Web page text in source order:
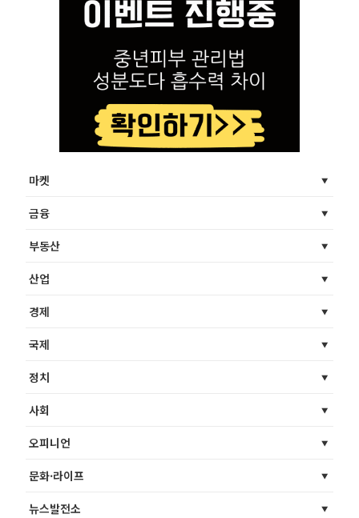
마켓
금융
부동산
산업
경제
국제
정치
사회
오피니언
문화·라이프
뉴스발전소